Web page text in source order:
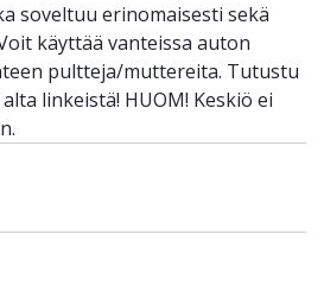
soveltuu erinomaisesti sekä
käyttää vanteissa auton
pultteja/muttereita. Tutustu
linkeistä! HUOM! Keskiö ei